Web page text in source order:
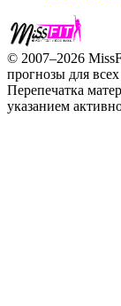
© 2007–2026
прогнозы для
Перепечатка
указанием